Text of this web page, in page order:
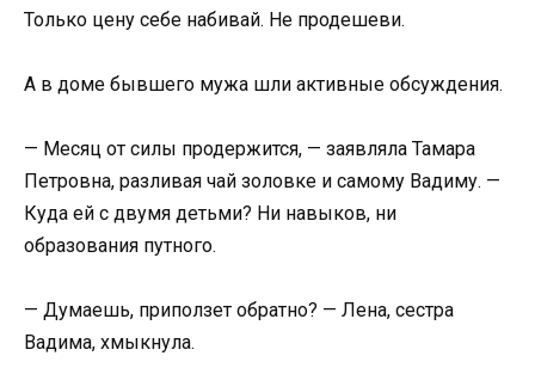
Только цену себе набивай. Не продешеви.
А в доме бывшего мужа шли активные обсуждения.
— Месяц от силы продержится, — заявляла Тамара
Петровна, разливая чай золовке и самому Вадиму. —
Куда ей с двумя детьми? Ни навыков, ни
образования путного.
— Думаешь, приползет обратно? — Лена, сестра
Вадима, хмыкнула.